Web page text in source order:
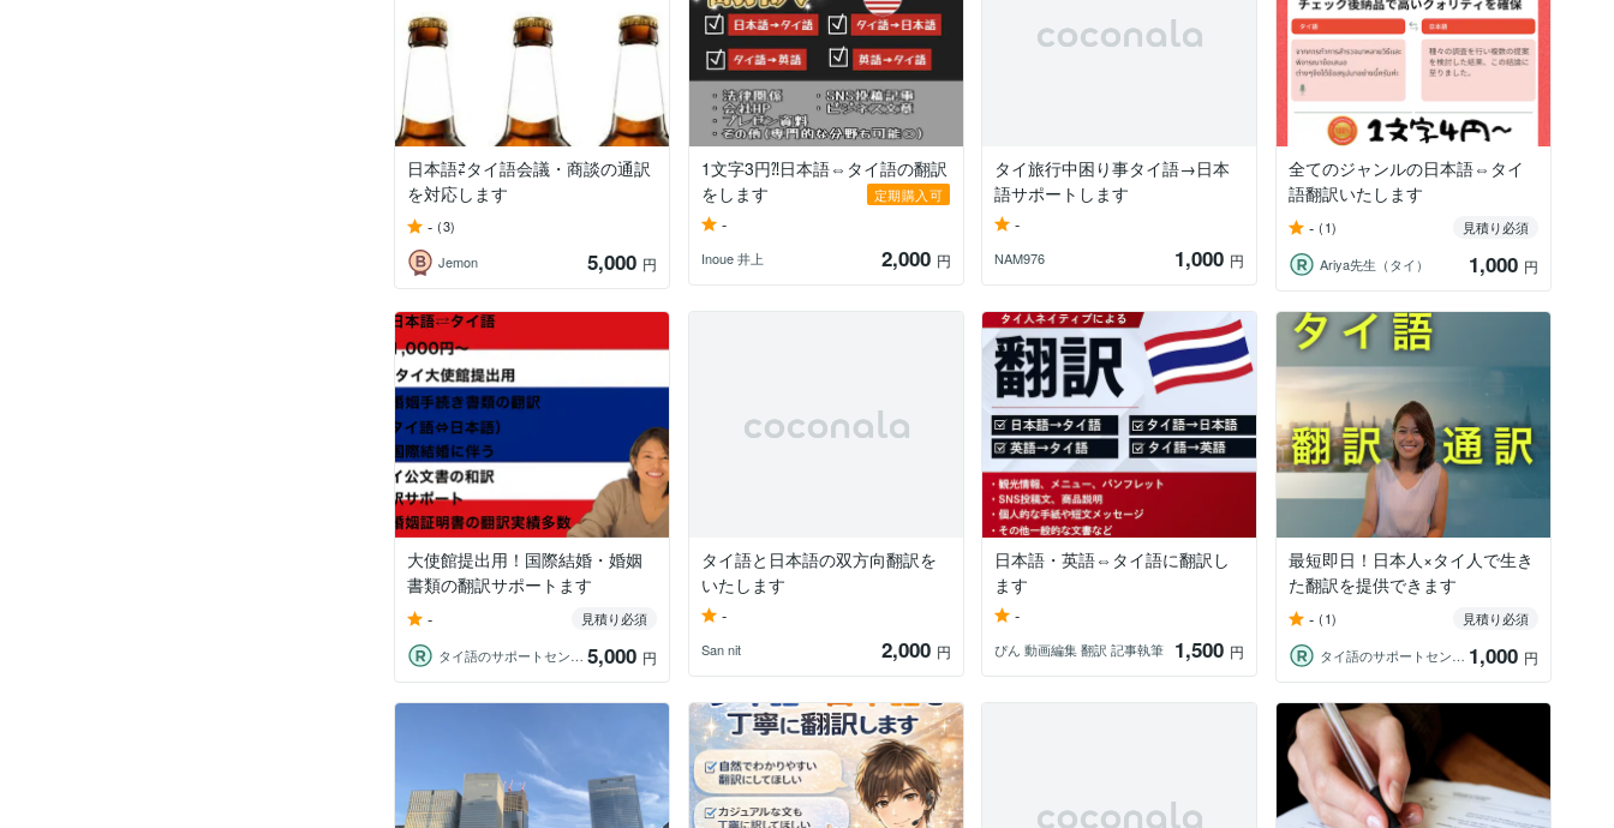
日本語⇄タイ語会議・商談の通訳
を対応します
- (3)
Jemon
5,000 円
1文字3円⁈日本語⇔タイ語の翻訳
をします
定期購入可
-
Inoue 井上 2,000 円
タイ旅行中困り事タイ語→日本
語サポートします
-
NAM976 1,000 円
全てのジャンルの日本語⇔タイ
語翻訳いたします
- (1)
見積り必須
Ariya先生（タイ）
1,000 円
大使館提出用！国際結婚・婚姻
書類の翻訳サポートます
-
見積り必須
タイ語のサポートセンター 5,000 円
タイ語と日本語の双方向翻訳を
いたします
-
San nit 2,000 円
日本語・英語⇔タイ語に翻訳し
ます
-
ぴん 動画編集 翻訳 記事執筆 1,500 円
最短即日！日本人×タイ人で生き
た翻訳を提供できます
- (1)
見積り必須
タイ語のサポートセンター 1,000 円